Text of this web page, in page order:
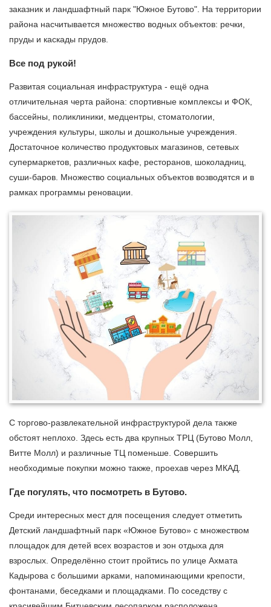
заказник и ландшафтный парк "Южное Бутово". На территории
района насчитывается множество водных объектов: речки,
пруды и каскады прудов.
Все под рукой!
Развитая социальная инфраструктура - ещё одна
отличительная черта района: спортивные комплексы и ФОК,
бассейны, поликлиники, медцентры, стоматологии,
учреждения культуры, школы и дошкольные учреждения.
Достаточное количество продуктовых магазинов, сетевых
супермаркетов, различных кафе, ресторанов, шоколадниц,
суши-баров. Множество социальных объектов возводятся и в
рамках программы реновации.
С торгово-развлекательной инфраструктурой дела также
обстоят неплохо. Здесь есть два крупных ТРЦ (Бутово Молл,
Витте Молл) и различные ТЦ поменьше. Совершить
необходимые покупки можно также, проехав через МКАД.
Где погулять, что посмотреть в Бутово.
Среди интересных мест для посещения следует отметить
Детский ландшафтный парк «Южное Бутово» с множеством
площадок для детей всех возрастов и зон отдыха для
взрослых. Определённо стоит пройтись по улице Ахмата
Кадырова с большими арками, напоминающими крепости,
фонтанами, беседками и площадками. По соседству с